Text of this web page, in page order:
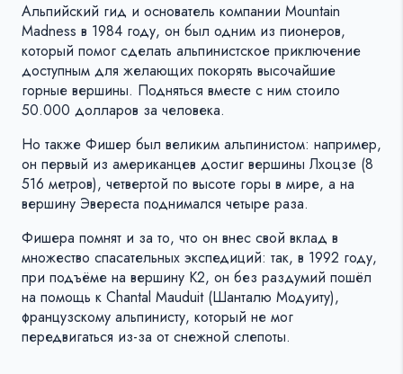
Альпийский гид и основатель компании Mountain
Madness в 1984 году, он был одним из пионеров,
который помог сделать альпинистское приключение
доступным для желающих покорять высочайшие
горные вершины. Подняться вместе с ним стоило
50.000 долларов за человека.
Но также Фишер был великим альпинистом: например,
он первый из американцев достиг вершины Лхоцзе (8
516 метров), четвертой по высоте горы в мире, а на
вершину Эвереста поднимался четыре раза.
Фишера помнят и за то, что он внес свой вклад в
множество спасательных экспедиций: так, в 1992 году,
при подъёме на вершину К2, он без раздумий пошёл
на помощь к Chantal Mauduit (Шанталю Модуиту),
французскому альпинисту, который не мог
передвигаться из-за от снежной слепоты.